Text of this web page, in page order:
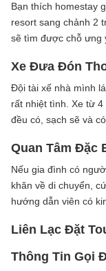
Bạn thích homestay
resort sang chảnh 2
sẽ tìm được chỗ ưng
Xe Đưa Đón
Đội tài xế nhà mình
rất nhiệt tình. Xe từ
đều có, sạch sẽ và
Quan Tâm Đặc
Nếu gia đình có
khăn về di chuyển,
hướng dẫn viên có
Liên Lạc Đặt
Thông Tin Gọi